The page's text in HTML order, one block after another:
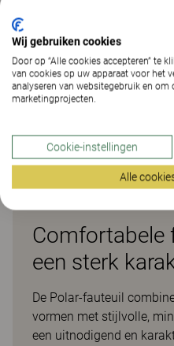
Materialen
Downloads (4)
Certificaten (1)
Comfortabele
een sterk
De Polar-fauteuil
vormen met stijlvolle,
een uitnodigend en
Wij gebruiken cookies
Door op “Alle cookies accepteren” te
van cookies op uw apparaat voor het
analyseren van websitegebruik en om
marketingprojecten.
Cookie-instellingen
Alle